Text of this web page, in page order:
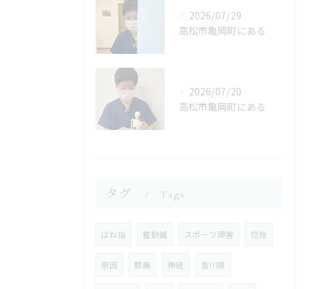
2026/07/29
高松市亀岡町にある
2026/07/20
高松市亀岡町にある
タグ Tags
ばね指 整動鍼 スポーツ障害 捻挫
原因 膝痛 神経 香川県